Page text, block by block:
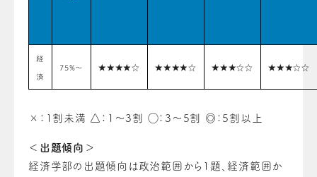
経
済
75%〜 ★★★★☆ ★★★★☆ ★★★☆☆ ★★★☆☆
×：1割未満 △：1〜3割 ◯：3〜5割 ◎：5割以上
＜出題傾向＞
経済学部の出題傾向は政治範囲から1題、経済範囲か